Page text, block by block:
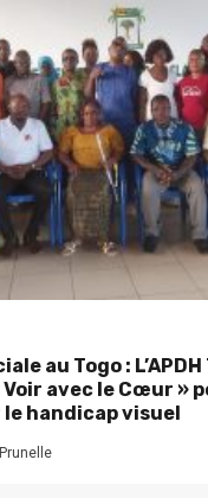
au Togo :
Voir avec le Cœur »
handicap visuel
Prunelle